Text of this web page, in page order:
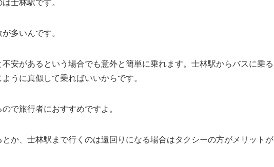
士林駅です。
多いんです。
安があるという場合でも意外と簡単に乗れます。士林駅からバスに乗る
うに真似して乗ればいいからです。
で旅行者におすすめですよ。
か、士林駅まで行くのは遠回りになる場合はタクシーの方がメリットが